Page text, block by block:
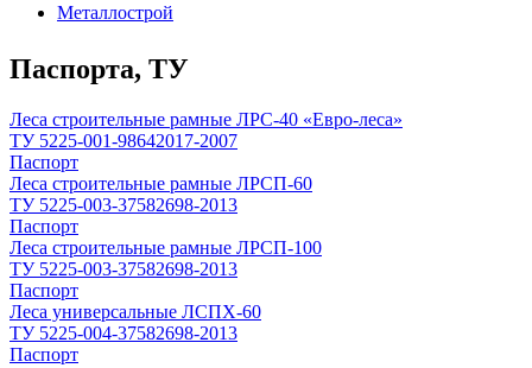
Металлострой
Паспорта, ТУ
Леса строительные рамные ЛРС-40 «Евро-леса»
ТУ 5225-001-98642017-2007
Паспорт
Леса строительные рамные ЛРСП-60
ТУ 5225-003-37582698-2013
Паспорт
Леса строительные рамные ЛРСП-100
ТУ 5225-003-37582698-2013
Паспорт
Леса универсальные ЛСПХ-60
ТУ 5225-004-37582698-2013
Паспорт